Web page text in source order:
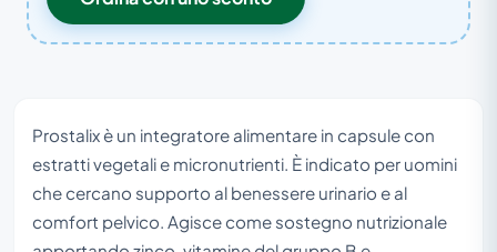
Prostalix è un integratore alimentare in capsule con
estratti vegetali e micronutrienti. È indicato per uomini
che cercano supporto al benessere urinario e al
comfort pelvico. Agisce come sostegno nutrizionale